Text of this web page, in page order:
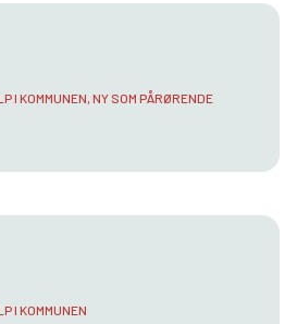
I KOMMUNEN, NY SOM PÅRØRENDE
I KOMMUNEN